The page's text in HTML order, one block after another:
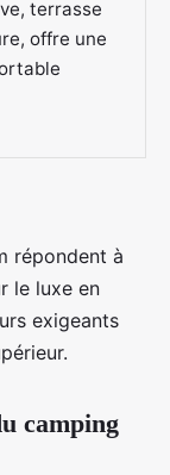
terrasse
offre une
répondent à
le luxe en
exigeants
camping